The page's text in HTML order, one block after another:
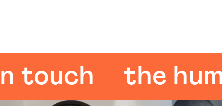
the human